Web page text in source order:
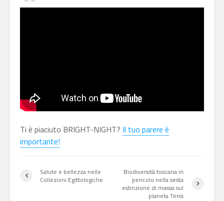
Ti è piaciuto BRIGHT-NIGHT? Il tuo parere è
importante!
Salute e bellezza nelle
Collezioni Egittologiche
Biodiversità toscana in
pericolo nella sesta
estinzione di massa sul
pianeta Terra